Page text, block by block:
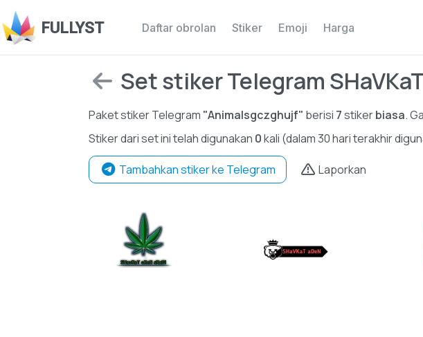
FULLYST Daftar obrolan Stiker Emoji Harga
Set stiker Telegram
Paket stiker Telegram "Animalsgczghujf" berisi 7stikerbiasa.
Stiker dari set ini telah digunakan 0kali (dalam 30 hari terakhir
Tambahkan stiker ke Telegram Laporkan